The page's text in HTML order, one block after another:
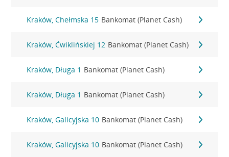
Kraków, Chełmska 15 Bankomat (Planet Cash)
Kraków, Ćwiklińskiej 12 Bankomat (Planet Cash)
Kraków, Długa 1 Bankomat (Planet Cash)
Kraków, Długa 1 Bankomat (Planet Cash)
Kraków, Galicyjska 10 Bankomat (Planet Cash)
Kraków, Galicyjska 10 Bankomat (Planet Cash)